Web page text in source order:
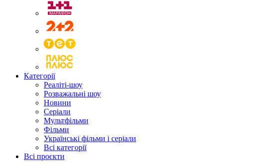
Категорії
Реаліті-шоу
Розважальні шоу
Новини
Серіали
Мультфільми
Фільми
Українські фільми і серіали
Всі категорії
Всі проєкти